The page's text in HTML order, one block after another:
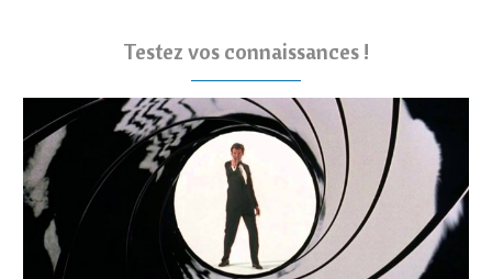
Testez vos connaissances !